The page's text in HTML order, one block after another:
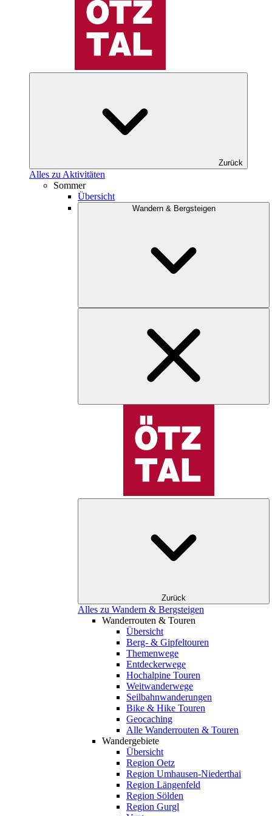
Zurück
Alles zu Aktivitäten
Sommer
Übersicht
Wandern & Bergsteigen
Zurück
Alles zu Wandern & Bergsteigen
Wanderrouten & Touren
Übersicht
Berg- & Gipfeltouren
Themenwege
Entdeckerwege
Hochalpine Touren
Weitwanderwege
Seilbahnwanderungen
Bike & Hike Touren
Geocaching
Alle Wanderrouten & Touren
Wandergebiete
Übersicht
Region Oetz
Region Umhausen-Niederthai
Region Längenfeld
Region Sölden
Region Gurgl